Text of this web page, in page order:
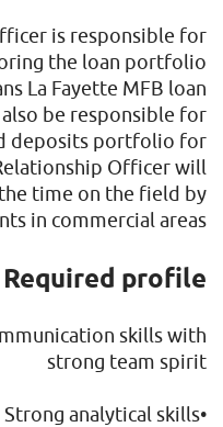
is responsible for
the loan portfolio
La Fayette MFB loan
be responsible for
deposits portfolio for
Officer will
time on the field by
in commercial areas.
Required profile
skills with
strong team spirit
•Strong analytical skills